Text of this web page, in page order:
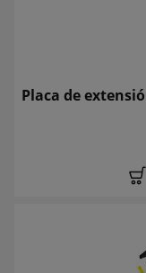
Placa de